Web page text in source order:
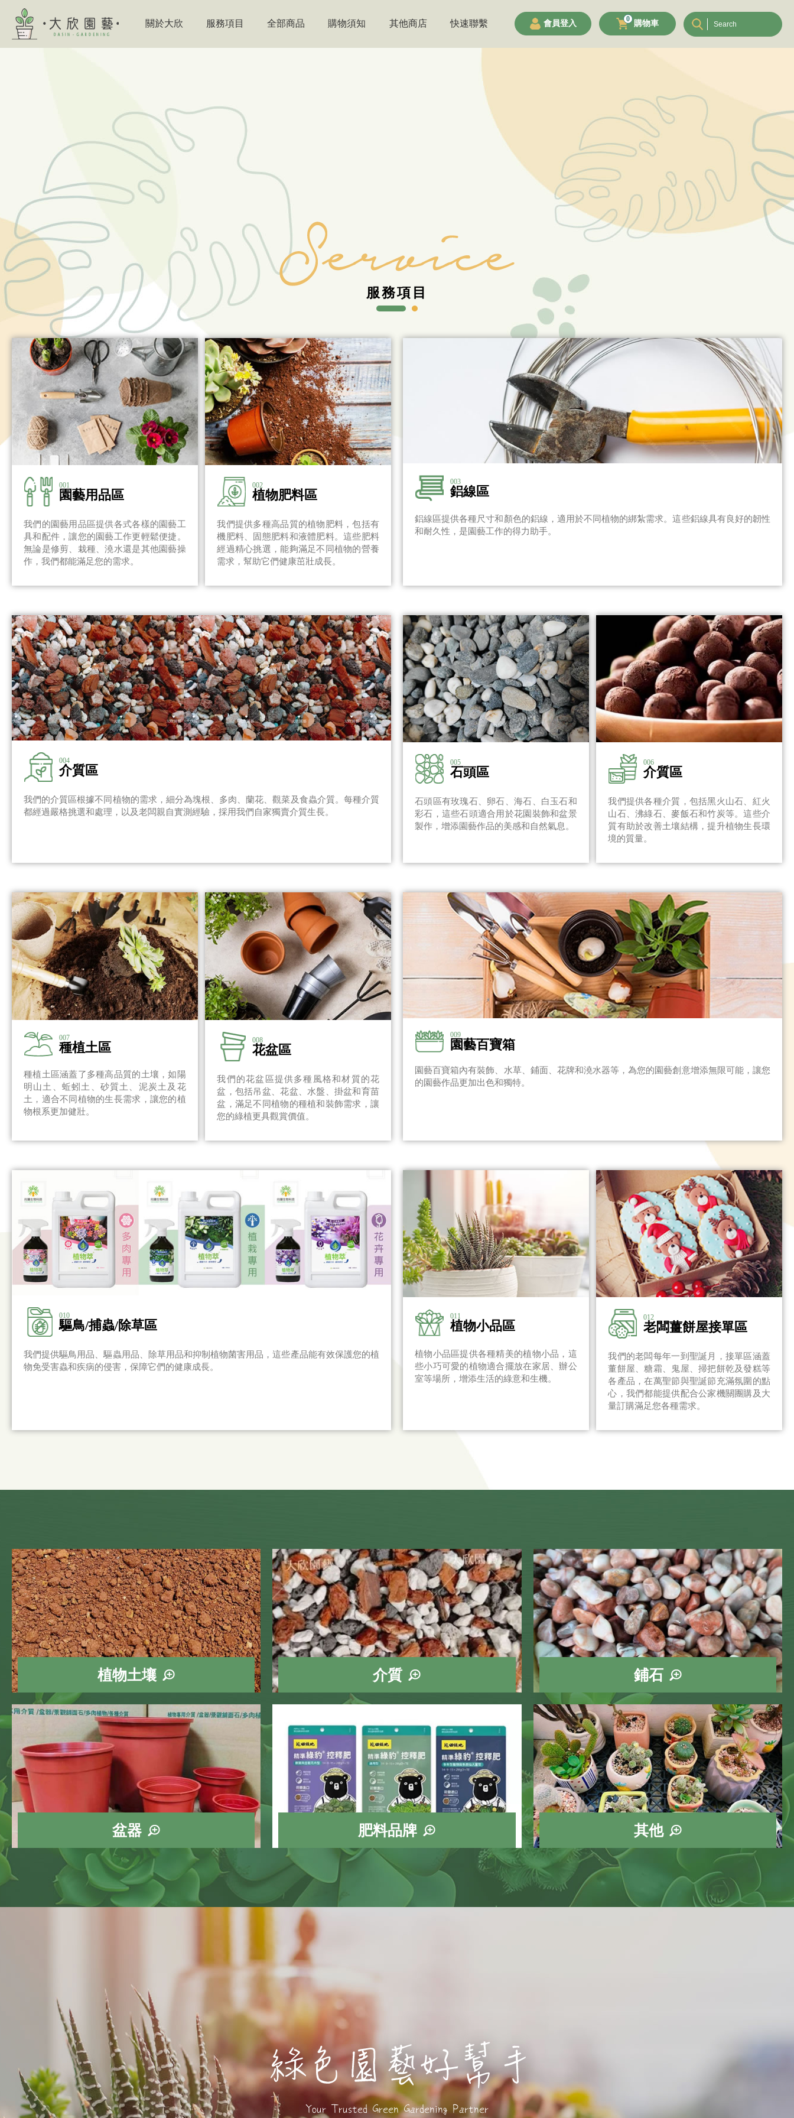
關於大欣 服務項目 全部商品 購物須知 其他商店 快速聯繫 會員登入 0 購物車
服務項目
001
園藝用品區
我們的園藝用品區提供各式各樣的園藝工
具和配件，讓您的園藝工作更輕鬆便捷。
無論是修剪、栽種、澆水還是其他園藝操
作，我們都能滿足您的需求。
002
植物肥料區
我們提供多種高品質的植物肥料，包括有
機肥料、固態肥料和液體肥料。這些肥料
經過精心挑選，能夠滿足不同植物的營養
需求，幫助它們健康茁壯成長。
003
鋁線區
鋁線區提供各種尺寸和顏色的鋁線，適用於不同植物的綁紮需求。這些鋁線具有良好的韌性
和耐久性，是園藝工作的得力助手。
004
介質區
我們的介質區根據不同植物的需求，細分為塊根、多肉、蘭花、觀菜及食蟲介質。每種介質
都經過嚴格挑選和處理，以及老闆親自實測經驗，採用我們自家獨賣介質生長。
005
石頭區
石頭區有玫瑰石、卵石、海石、白玉石和
彩石，這些石頭適合用於花園裝飾和盆景
製作，增添園藝作品的美感和自然氣息。
006
介質區
我們提供各種介質，包括黑火山石、紅火
山石、沸綠石、麥飯石和竹炭等。這些介
質有助於改善土壤結構，提升植物生長環
境的質量。
007
種植土區
種植土區涵蓋了多種高品質的土壤，如陽
明山土、蚯蚓土、砂質土、泥炭土及花
土，適合不同植物的生長需求，讓您的植
物根系更加健壯。
008
花盆區
我們的花盆區提供多種風格和材質的花
盆，包括吊盆、花盆、水盤、掛盆和育苗
盆，滿足不同植物的種植和裝飾需求，讓
您的綠植更具觀賞價值。
009
園藝百寶箱
園藝百寶箱內有裝飾、水草、鋪面、花牌和澆水器等，為您的園藝創意增添無限可能，讓您
的園藝作品更加出色和獨特。
010
驅鳥/捕蟲/除草區
我們提供驅鳥用品、驅蟲用品、除草用品和抑制植物菌害用品，這些產品能有效保護您的植
物免受害蟲和疾病的侵害，保障它們的健康成長。
011
植物小品區
植物小品區提供各種精美的植物小品，這
些小巧可愛的植物適合擺放在家居、辦公
室等場所，增添生活的綠意和生機。
012
老闆薑餅屋接單區
我們的老闆每年一到聖誕月，接單區涵蓋
董餅屋、糖霜、鬼屋、掃把餅乾及發糕等
各產品，在萬聖節與聖誕節充滿氛圍的點
心，我們都能提供配合公家機關團購及大
量訂購滿足您各種需求。
植物土壤
陽明山土
蚯蚓糞土
易栽土 桐生砂
介質
樹皮
竹炭
鹿沼土
稻殼
紅礫石
鋪石
霓虹石
曼特石
松綠石
黑膽石
黃玉石
彩色陶粒
盆器
控根盆
透氣盆
肥料品牌
必達
豐神牌
其他
悶箱蓋
殺蟲劑